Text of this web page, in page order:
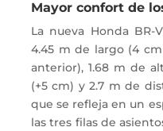
Mayor confort de
La nueva Honda BR-
4.45 m de largo (4
anterior), 1.68 m de
(+5 cm) y 2.7 m de
que se refleja en un
las tres filas de